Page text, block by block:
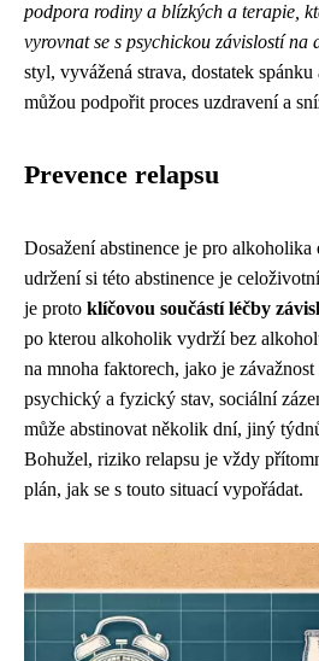
podpora rodiny a blízkých a terapie,
vyrovnat se s psychickou závislostí na
styl, vyvážená strava, dostatek
můžou podpořit proces uzdravení a
Prevence relapsu
Dosažení abstinence je pro alkoholika
udržení si této abstinence je
je proto klíčovou součástí léčby
po kterou alkoholik vydrží bez
na mnoha faktorech, jako je
psychický a fyzický stav, sociální
může abstinovat několik dní, jiný
Bohužel, riziko relapsu je vždy
plán, jak se s touto situací vypořádat.